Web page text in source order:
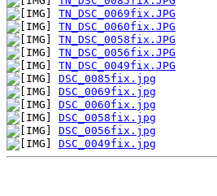
TN_DSC_0069fix.JPG
TN_DSC_0060fix.JPG
TN_DSC_0058fix.JPG
TN_DSC_0056fix.JPG
TN_DSC_0049fix.JPG
DSC_0085fix.jpg
DSC_0069fix.jpg
DSC_0060fix.jpg
DSC_0058fix.jpg
DSC_0056fix.jpg
DSC_0049fix.jpg